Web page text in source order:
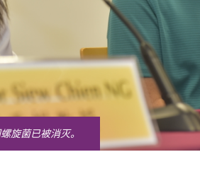
旋菌已被消灭。